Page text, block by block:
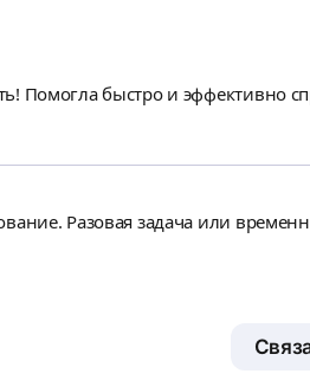
Помогла быстро и эффективно
Разовая задача или